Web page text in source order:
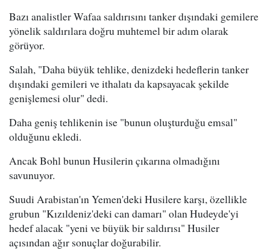
Bazı analistler Wafaa saldırısını tanker dışındaki gemilere
yönelik saldırılara doğru muhtemel bir adım olarak
görüyor.
Salah, "Daha büyük tehlike, denizdeki hedeflerin tanker
dışındaki gemileri ve ithalatı da kapsayacak şekilde
genişlemesi olur" dedi.
Daha geniş tehlikenin ise "bunun oluşturduğu emsal"
olduğunu ekledi.
Ancak Bohl bunun Husilerin çıkarına olmadığını
savunuyor.
Suudi Arabistan'ın Yemen'deki Husilere karşı, özellikle
grubun "Kızıldeniz'deki can damarı" olan Hudeyde'yi
hedef alacak "yeni ve büyük bir saldırısı" Husiler
açısından ağır sonuçlar doğurabilir.